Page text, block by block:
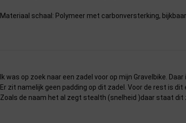
Materiaal schaal: Polymeer met carbonversterking,
Ik was op zoek naar een zadel voor op mijn Gravelbike.
Er zit namelijk geen padding op dit zadel. Voor de rest is
Zoals de naam het al zegt stealth (snelheid )daar staat dit